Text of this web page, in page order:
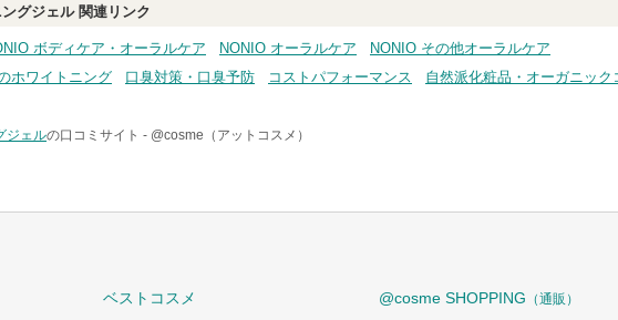
グジェル関連リンク
ボディケア・オーラルケア NONIO オーラルケア
NONIO その他オーラルケア
ホワイトニング 口臭対策・口臭予防 コストパフォーマンス 自然派化粧品・オーガニック
ジェルの口コミサイト - @cosme（アットコスメ）
ベストコスメ
@cosme SHOPPING （通販）